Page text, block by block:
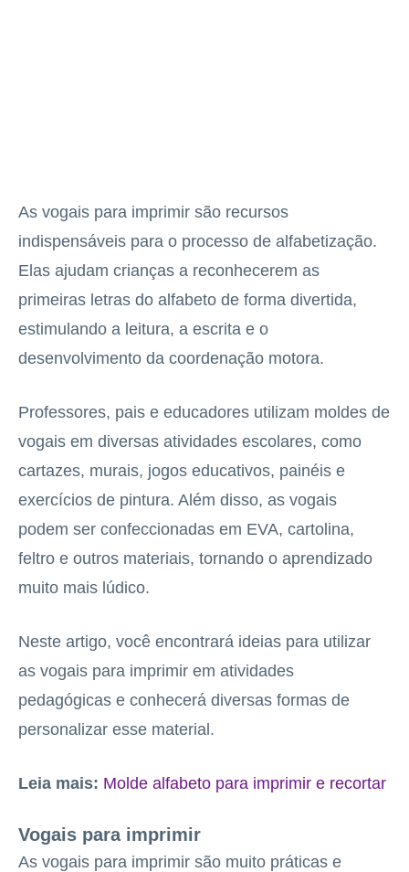
As vogais para imprimir são recursos
indispensáveis para o processo de alfabetização.
Elas ajudam crianças a reconhecerem as
primeiras letras do alfabeto de forma divertida,
estimulando a leitura, a escrita e o
desenvolvimento da coordenação motora.
Professores, pais e educadores utilizam moldes de
vogais em diversas atividades escolares, como
cartazes, murais, jogos educativos, painéis e
exercícios de pintura. Além disso, as vogais
podem ser confeccionadas em EVA, cartolina,
feltro e outros materiais, tornando o aprendizado
muito mais lúdico.
Neste artigo, você encontrará ideias para utilizar
as vogais para imprimir em atividades
pedagógicas e conhecerá diversas formas de
personalizar esse material.
Leia mais: Molde alfabeto para imprimir e recortar
Vogais para imprimir
As vogais para imprimir são muito práticas e